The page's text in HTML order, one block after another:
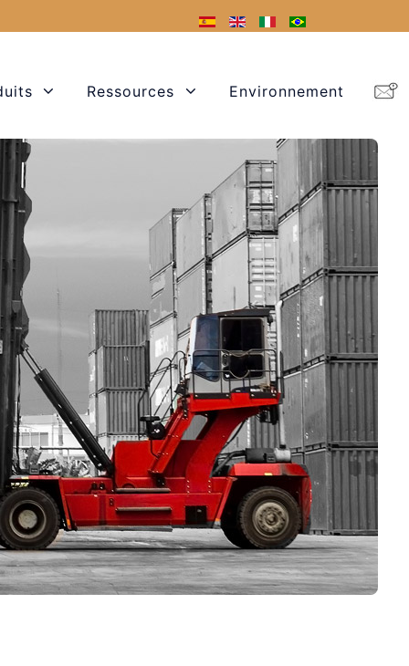
Ressources Environnement